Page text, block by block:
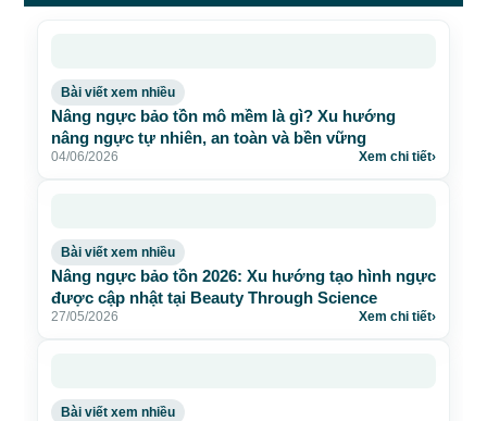
Bài viết xem nhiều
Nâng ngực bảo tồn mô mềm là gì? Xu hướng
nâng ngực tự nhiên, an toàn và bền vững
04/06/2026 Xem chi tiết›
Bài viết xem nhiều
Nâng ngực bảo tồn 2026: Xu hướng tạo hình ngực
được cập nhật tại Beauty Through Science
27/05/2026 Xem chi tiết›
Bài viết xem nhiều